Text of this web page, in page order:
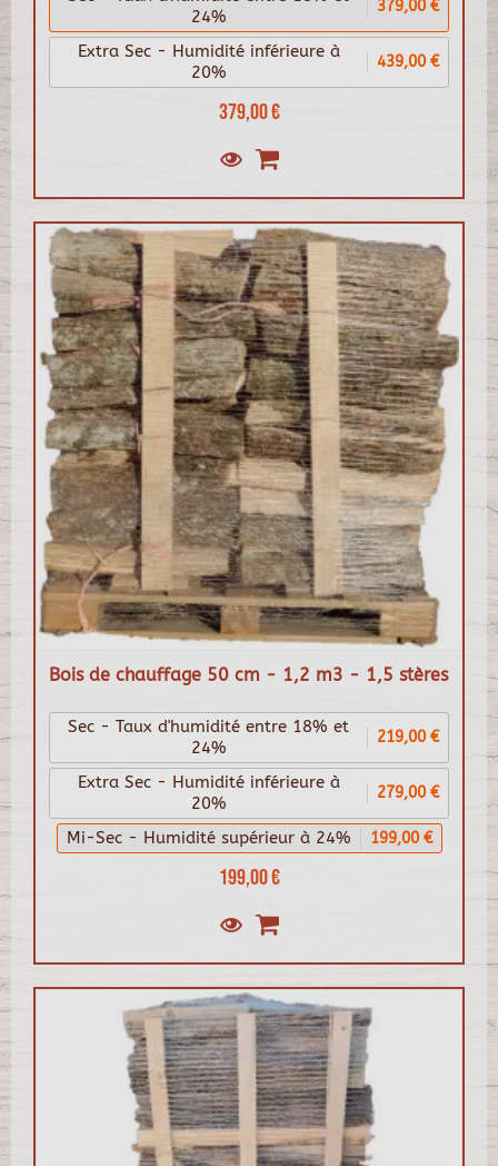
379,00 €
24%
379,00 €
Extra Sec - Humidité inférieure à
20%
439,00 €
Bois de chauffage 50 cm - 1,2 m3 - 1,5 stères
199,00 €
Sec - Taux d'humidité entre 18% et
24%
219,00 €
Extra Sec - Humidité inférieure à
20%
279,00 €
Mi-Sec - Humidité supérieur à 24% 199,00 €